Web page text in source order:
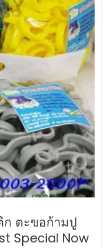
ก ตะขอก้ามปู
Special Now